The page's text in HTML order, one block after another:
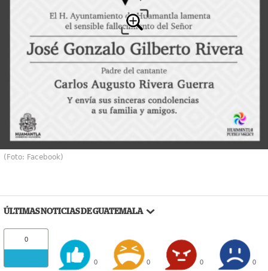
(Foto: Facebook)
ÚLTIMAS NOTICIAS DE GUATEMALA
0
0 0 0 0